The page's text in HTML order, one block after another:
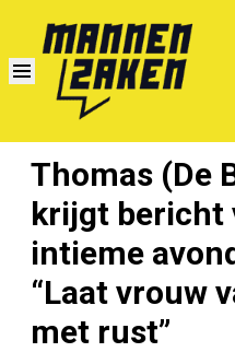
Thomas (De
krijgt bericht
intieme
“Laat vrouw
met rust”